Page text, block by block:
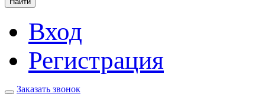
Вход
Регистрация
Заказать звонок